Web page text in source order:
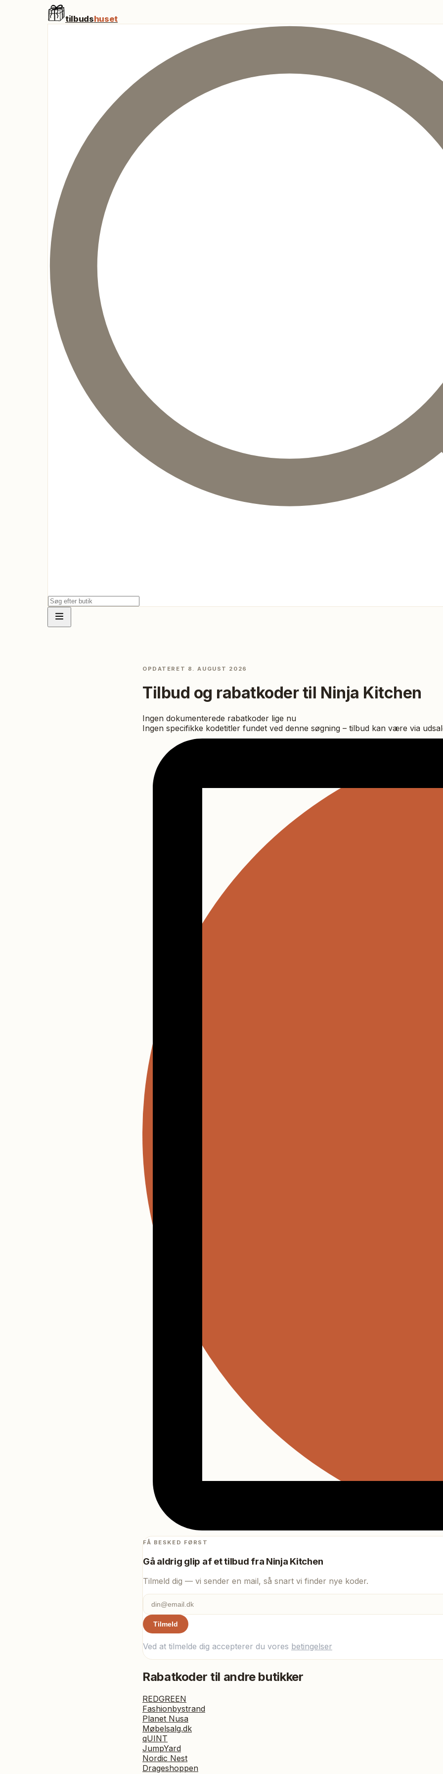
tilbudshuset
OPDATERET 8. AUGUST 2026
Tilbud og rabatkoder til Ninja Kitchen
Ingen dokumenterede rabatkoder lige nu
Ingen specifikke kodetitler fundet ved denne søgning – tilbud kan være via
FÅ BESKED FØRST
Gå aldrig glip af et tilbud fra Ninja Kitchen
Tilmeld dig — vi sender en mail, så snart vi finder nye koder.
Tilmeld
Ved at tilmelde dig accepterer du vores betingelser
Rabatkoder til andre butikker
REDGREEN
Fashionbystrand
Planet Nusa
Møbelsalg.dk
qUINT
JumpYard
Nordic Nest
Drageshoppen